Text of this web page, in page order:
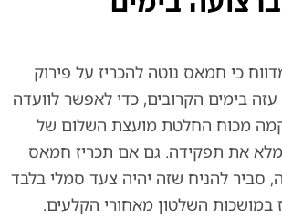
כי חמאס נוטה להכריז על פירוק
בימים הקרובים, כדי לאפשר לוועדה
מכוח החלטת מועצת השלום של
את תפקידה. גם אם תכריז חמאס
סביר להניח שזה יהיה צעד סמלי בלבד
במושכות השלטון מאחורי הקלעים.